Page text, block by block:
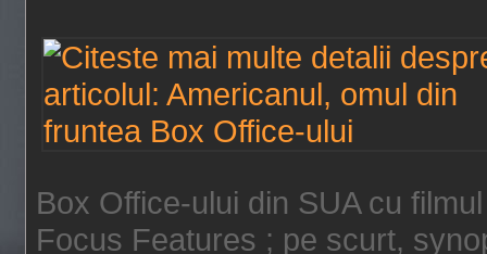
Box Office-ului din SUA cu
Focus Features ; pe scurt,